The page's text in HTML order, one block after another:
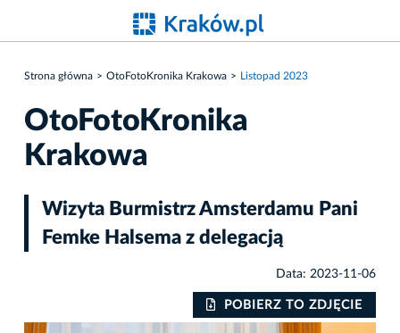
Strona główna OtoFotoKronika Krakowa Listopad 2023
OtoFotoKronika
Krakowa
Wizyta Burmistrz Amsterdamu Pani
Femke Halsema z delegacją
Data: 2023-11-06
POBIERZ TO ZDJĘCIE